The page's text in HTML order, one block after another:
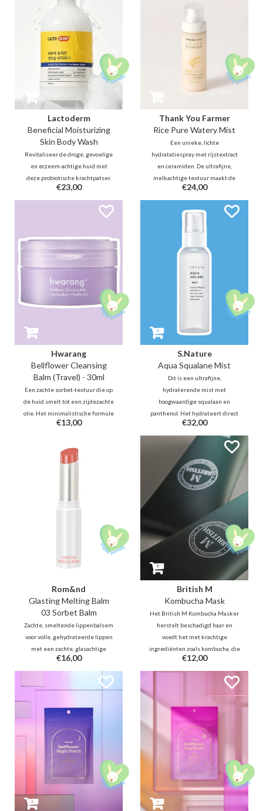
Lactoderm
Beneficial Moisturizing
Skin Body Wash
Revitaliseer de droge, gevoelige
en eczeem-achtige huid met
deze probiotische krachtpatser.
Verrijkt met Lactobacillus
Ferment en Ceramiden herstelt
vaarwel tegen jeuk en hallo
tegen diepe hydratatie!
€23,00
Thank You Farmer
Rice Pure Watery Mist
Een unieke, lichte
hydratatiespray met rijstextract
en ceramiden. De ultrafijne,
melkachtige textuur maakt de
huid direct zachter en voller voor
een prachtige glans. Onmisbaar
voor een verfrissende boost, op
elk moment van de dag, over je
€24,00
Hwarang
Bellflower Cleansing
Balm (Travel) - 30ml
Een zachte sorbet-textuur die op
de huid smelt tot een zijdezachte
olie. Het minimalistische formule
verwijdert moeiteloos make-up
extract en Guaiazulene kalmeert
en hydrateert het zonder een
€13,00
S.Nature
Aqua Squalane Mist
Dit is een ultrafijne,
hydraterende mist met
hoogwaardige squalaan en
panthenol. Het hydrateert direct
en geeft een gezonde gloed
zonder plakkerig aan te voelen.
Vrij van oppervlakteactieve
stoffen en kunstmatige
geurstoffen, ideaal voor de
gevoelige huid
€32,00
Rom&nd
Glasting Melting Balm
03 Sorbet Balm
Zachte, smeltende lippenbalsem
voor volle, gehydrateerde lippen
met een zachte, glasachtige
glans. Geeft een subtiele tint of
een verfrissend kleuraccent.
€16,00
British M
Kombucha Mask
Het British M Kombucha Masker
herstelt beschadigd haar en
voedt het met krachtige
ingrediënten zoals kombucha, die
een gezonde hoofdhuid en
veerkrachtig, glanzend en glad
haar bevorderen. Bevat 8 soorten
hyaluronzuur voor langdurige
hydratatie.
€12,00